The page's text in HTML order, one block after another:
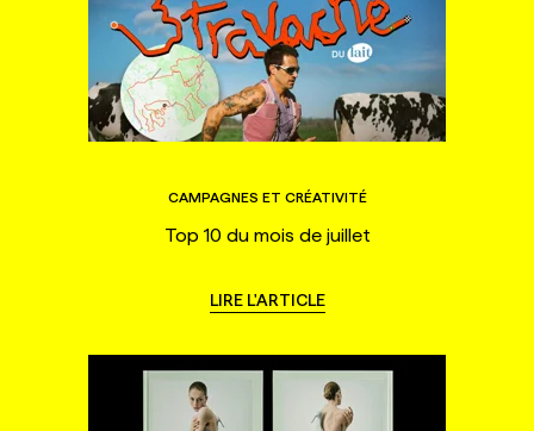
CAMPAGNES ET CRÉATIVITÉ
Top 10 du mois de juillet
LIRE L'ARTICLE